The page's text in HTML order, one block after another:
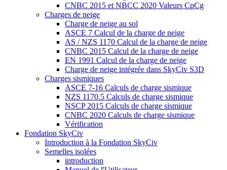
CNBC 2015 et NBCC 2020 Valeurs CpCg
Charges de neige
Charge de neige au sol
ASCE 7 Calcul de la charge de neige
AS / NZS 1170 Calcul de la charge de neige
CNBC 2015 Calcul de la charge de neige
EN 1991 Calcul de la charge de neige
Charge de neige intégrée dans SkyCiv S3D
Charges sismiques
ASCE 7-16 Calculs de charge sismique
NZS 1170.5 Calculs de charge sismique
NSCP 2015 Calculs de charge sismique
CNBC 2020 Calculs de charge sismique
Vérification
Fondation SkyCiv
Introduction à la Fondation SkyCiv
Semelles isolées
introduction